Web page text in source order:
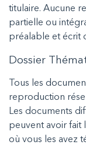
titulaire. Aucune
partielle ou
préalable et écrit
Dossier
Tous les
reproduction
Les documents
peuvent avoir fait
où vous les avez